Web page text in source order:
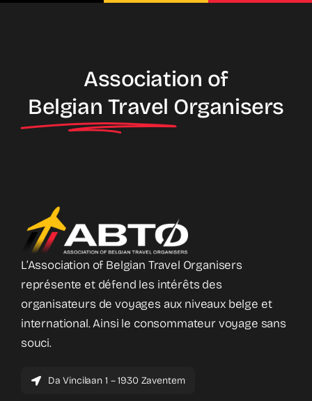
Association of
Belgian Travel Organisers
L’Association of Belgian Travel Organisers
représente et défend les intérêts des
organisateurs de voyages aux niveaux belge et
international. Ainsi le consommateur voyage sans
souci.
Da Vincilaan 1 – 1930 Zaventem